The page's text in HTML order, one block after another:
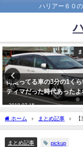
ハリアー６０
ファミリーカーが軽自動車
ｗｗｗｗｗｗｗ
2023-02-13
ホーム まとめ記事
まう・・・・・
まとめ記事 pickup